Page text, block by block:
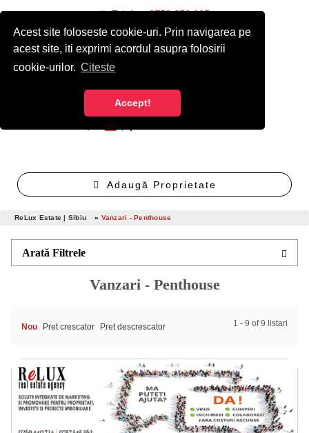
Acest site foloseste cookie-uri. Prin navigarea pe
acest site, iti exprimi acordul asupra folosirii
cookie-urilor. Citeste
Accept!
Telefon:0750 256 665
Autentificare Înregistrare cont nou gratuit
Adaugă Proprietate
ReLux Estate | Sibiu » Vanzari - Penthouse
Arată Filtrele
Vanzari - Penthouse
1 - 9 of 9 listari
Nou Pret crescator Pret descrescator